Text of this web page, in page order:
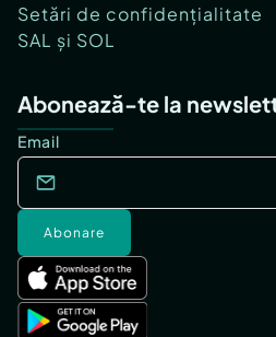
Setări de confidențialitate
SAL și SOL
Abonează-te la
Email
Abonare